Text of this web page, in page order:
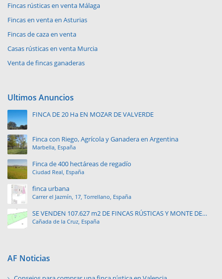
Fincas rústicas en venta Málaga
Fincas en venta en Asturias
Fincas de caza en venta
Casas rústicas en venta Murcia
Venta de fincas ganaderas
Ultimos Anuncios
FINCA DE 20 Ha EN MOZAR DE VALVERDE
Finca con Riego, Agrícola y Ganadera en Argentina
Marbella, España
Finca de 400 hectáreas de regadío
Ciudad Real, España
finca urbana
Carrer el Jazmín, 17, Torrellano, España
SE VENDEN 107.627 m2 DE FINCAS RÚSTICAS Y MONTE DE
PINAR.
Cañada de la Cruz, España
AF Noticias